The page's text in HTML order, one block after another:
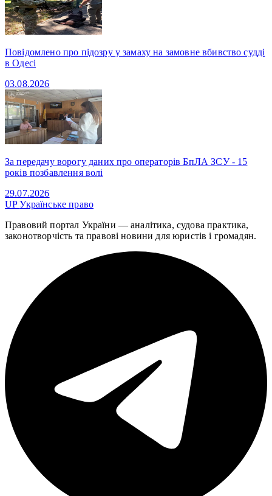
Повідомлено про підозру у замаху на замовне вбивство судді
в Одесі
03.08.2026
За передачу ворогу даних про операторів БпЛА ЗСУ - 15
років позбавлення волі
29.07.2026
UPУкраїнське право
Правовий портал України — аналітика, судова практика,
законотворчість та правові новини для юристів і громадян.